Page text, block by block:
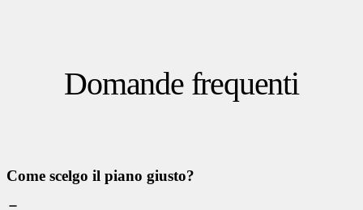
Domande frequenti
Come scelgo il piano giusto?